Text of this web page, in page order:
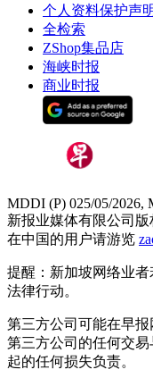
个人资料保护声
全检索
ZShop集品店
海峡时报
商业时报
MDDI (P) 025/05/2026,
新报业媒体有限公司版
在中国的用户请游览
提醒：新加坡网络业
法律行动。
第三方公司可能在早
第三方公司的任何交易
起的任何损失负责。